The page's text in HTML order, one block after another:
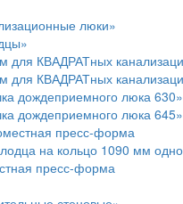
люки»
для КВАДРАТных
для КВАДРАТных
дождеприемного люка 630»
дождеприемного люка 645»
пресс-форма
на кольцо 1090 мм
пресс-форма